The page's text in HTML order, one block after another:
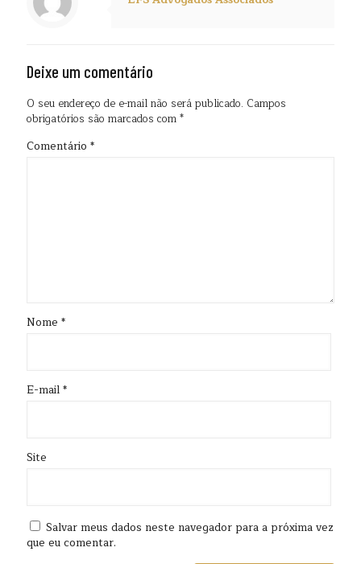
Deixe um comentário
O seu endereço de e-mail não será publicado. Campos
obrigatórios são marcados com*
Comentário *
Nome *
E-mail*
Site
Salvar meus dados neste navegador para a próxima vez
que eu comentar.